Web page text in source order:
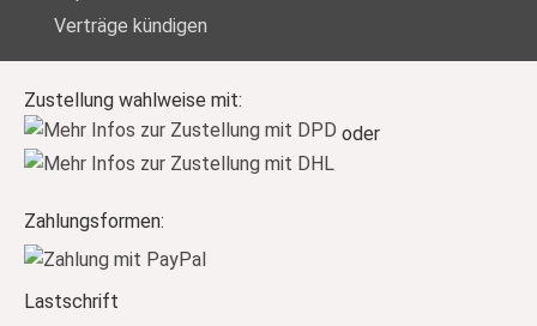
Verträge kündigen
Zustellung wahlweise mit:
oder
Zahlungsformen:
Lastschrift